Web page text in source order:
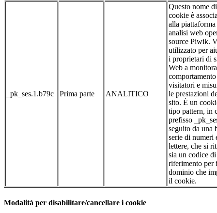
_pk_ses.1.b79c Prima parte ANALITICO
Questo nome di
cookie è
alla
analisi web
source Piwik.
utilizzato per
i proprietari di
Web a
visitatori e
le prestazioni
sito. È un
tipo pattern, in
prefisso
seguito da una
serie di numeri
lettere, che si
sia un codice di
riferimento per
dominio che
il cookie.
Modalità per disabilitare/cancellare i cookie